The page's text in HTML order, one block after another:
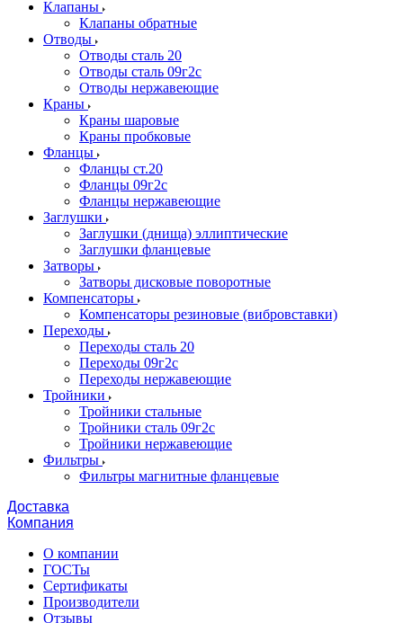
Клапаны
Клапаны обратные
Отводы
Отводы сталь 20
Отводы сталь 09г2с
Отводы нержавеющие
Краны
Краны шаровые
Краны пробковые
Фланцы
Фланцы ст.20
Фланцы 09г2с
Фланцы нержавеющие
Заглушки
Заглушки (днища) эллиптические
Заглушки фланцевые
Затворы
Затворы дисковые поворотные
Компенсаторы
Компенсаторы резиновые (вибровставки)
Переходы
Переходы сталь 20
Переходы 09г2с
Переходы нержавеющие
Тройники
Тройники стальные
Тройники сталь 09г2с
Тройники нержавеющие
Фильтры
Фильтры магнитные фланцевые
Доставка
Компания
О компании
ГОСТы
Сертификаты
Производители
Отзывы